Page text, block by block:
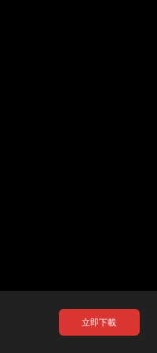
立即下載